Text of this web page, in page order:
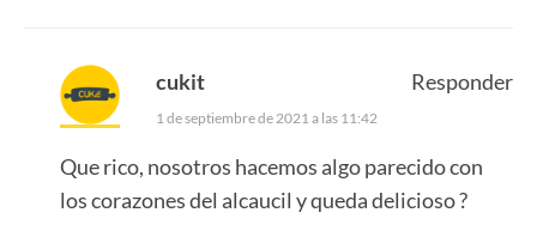
cukit
1 de septiembre de 2021 a las 11:42
Que rico, nosotros hacemos algo parecido con
los corazones del alcaucil y queda delicioso ?
Responder